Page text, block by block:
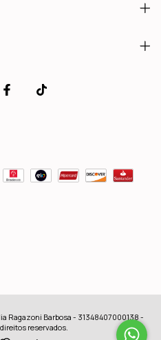
Ragazoni Barbosa - 31348407000138 -
reservados.